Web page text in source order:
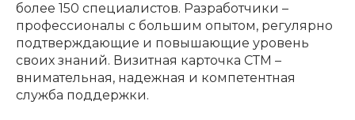
более 150 специалистов. Разработчики –
профессионалы с большим опытом, регулярно
подтверждающие и повышающие уровень
своих знаний. Визитная карточка СТМ –
внимательная, надежная и компетентная
служба поддержки.